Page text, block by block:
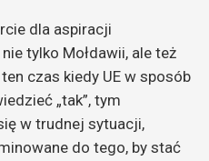
dla aspiracji
tylko Mołdawii, ale też
czas kiedy UE w sposób
„tak”, tym
w trudnej sytuacji,
do tego, by stać